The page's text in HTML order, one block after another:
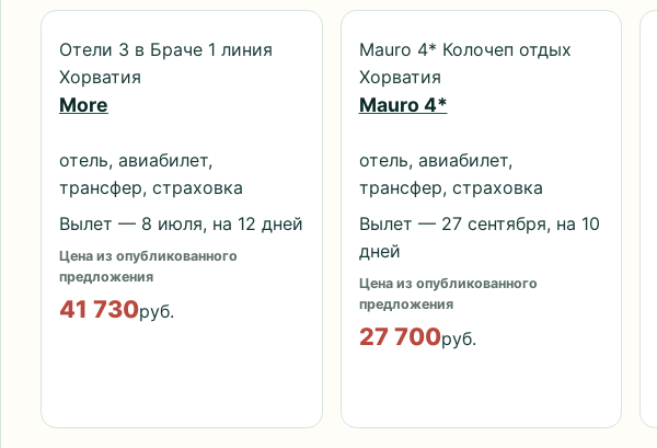
Отели 3 в Браче 1 линия
Хорватия
More
отель, авиабилет,
трансфер, страховка
Вылет — 8 июля, на 12 дней
Цена из опубликованного
предложения
41 730руб.
Mauro 4* Колочеп отдых
Хорватия
Mauro 4*
отель, авиабилет,
трансфер, страховка
Вылет — 27 сентября, на 10
дней
Цена из опубликованного
предложения
27 700руб.